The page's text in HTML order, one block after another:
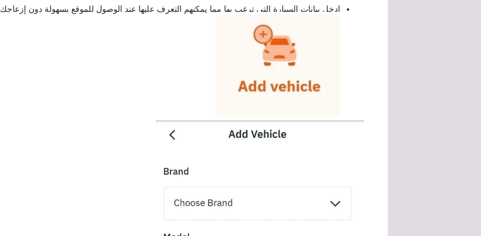
ادخل بيانات السيارة التي ترغب بها مما يمكنهم التعرف عليها عند الوصول للموقع بسهولة دون إزعاجك